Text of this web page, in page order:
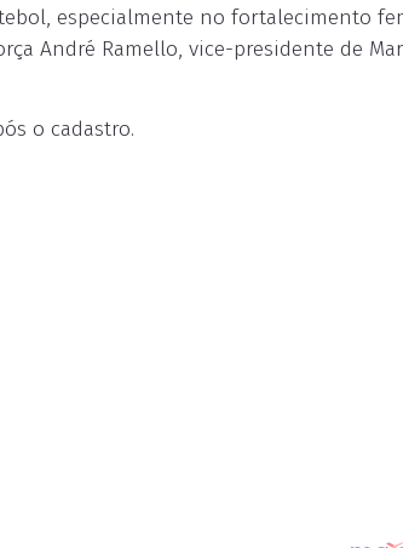
especialmente no fortalecimento
André Ramello, vice-presidente de
o cadastro.